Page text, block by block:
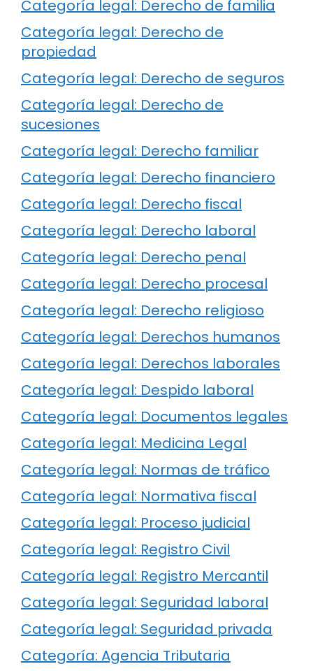
Categoría legal: Derecho de familia
Categoría legal: Derecho de
propiedad
Categoría legal: Derecho de seguros
Categoría legal: Derecho de
sucesiones
Categoría legal: Derecho familiar
Categoría legal: Derecho financiero
Categoría legal: Derecho fiscal
Categoría legal: Derecho laboral
Categoría legal: Derecho penal
Categoría legal: Derecho procesal
Categoría legal: Derecho religioso
Categoría legal: Derechos humanos
Categoría legal: Derechos laborales
Categoría legal: Despido laboral
Categoría legal: Documentos legales
Categoría legal: Medicina Legal
Categoría legal: Normas de tráfico
Categoría legal: Normativa fiscal
Categoría legal: Proceso judicial
Categoría legal: Registro Civil
Categoría legal: Registro Mercantil
Categoría legal: Seguridad laboral
Categoría legal: Seguridad privada
Categoría: Agencia Tributaria